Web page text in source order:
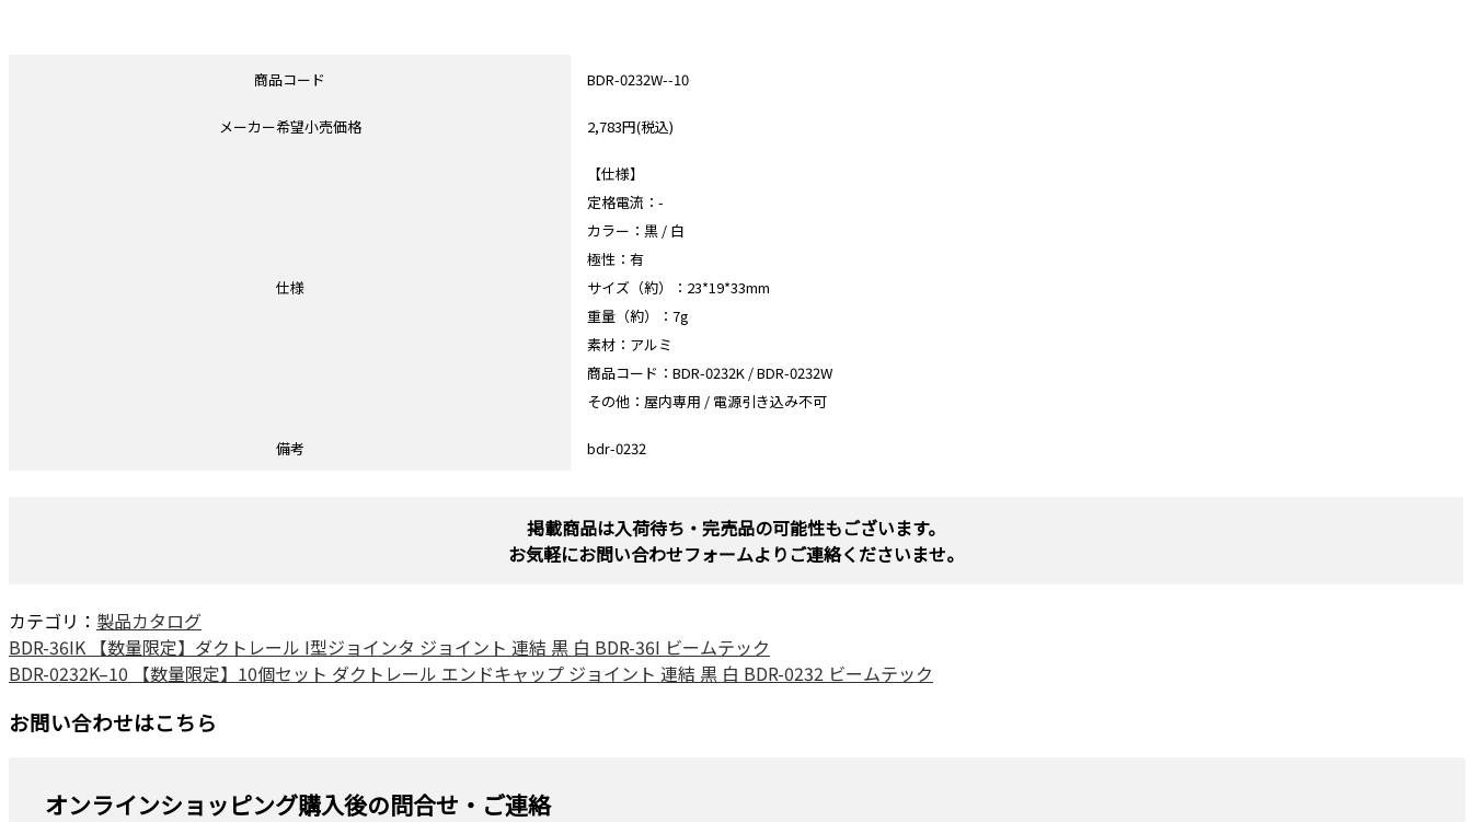
商品コード BDR-0232W--10
メーカー希望小売価格 2,783円(税込)
仕様
【仕様】
定格電流：-
カラー：黒 / 白
極性：有
サイズ（約）：23*19*33mm
重量（約）：7g
素材：アルミ
商品コード：BDR-0232K / BDR-0232W
その他：屋内専用 / 電源引き込み不可
備考 bdr-0232
掲載商品は入荷待ち・完売品の可能性もございます。
お気軽にお問い合わせフォームよりご連絡くださいませ。
カテゴリ： 製品カタログ
BDR-36IK 【数量限定】ダクトレール I型ジョインタ ジョイント 連結 黒 白 BDR-36I ビームテック
BDR-0232K–10 【数量限定】10個セット ダクトレール エンドキャップ ジョイント 連結 黒 白 BDR-0232 ビームテック
お問い合わせはこちら
オンラインショッピング購入後の問合せ・ご連絡